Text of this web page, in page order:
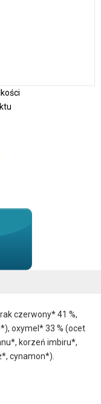
czerwony* 41 %,
oxymel* 33 % (ocet
korzeń imbiru*,
cynamon*).